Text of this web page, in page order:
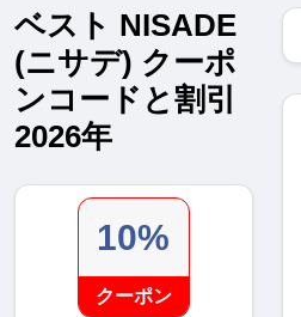
ベスト NISADE
(ニサデ) クーポ
ンコードと割引
2026年
10%
クーポン